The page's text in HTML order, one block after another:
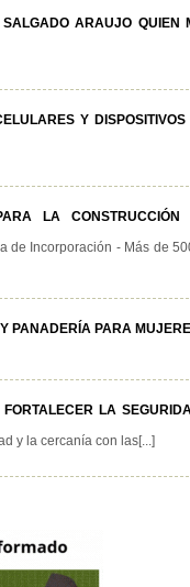
ARAUJO QUIEN
Y
LA
de Incorporación - Más de
PANADERÍA PARA
LA
y la cercanía con las[...]